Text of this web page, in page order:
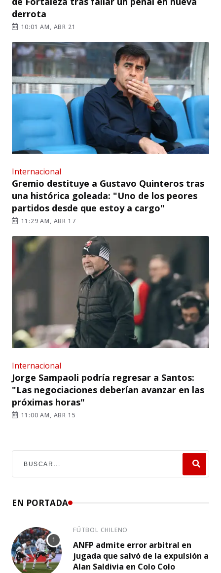
derrota
10:01 AM, ABR 21
Internacional
Gremio destituye a Gustavo Quinteros tras
una histórica goleada: "Uno de los peores
partidos desde que estoy a cargo"
11:29 AM, ABR 17
Internacional
Jorge Sampaoli podría regresar a Santos:
"Las negociaciones deberían avanzar en las
próximas horas"
11:00 AM, ABR 15
EN PORTADA
FÚTBOL CHILENO
ANFP admite error arbitral en
jugada que salvó de la expulsión a
Alan Saldivia en Colo Colo